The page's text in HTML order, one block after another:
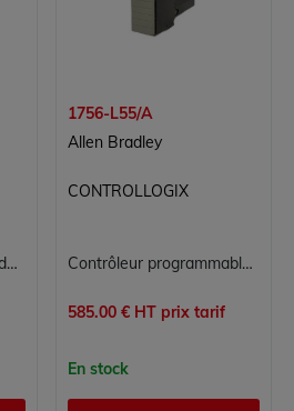
Module analogique rapide Allen-Bradley 1746-FIO4V SLC 500, 2 entrées et 2 sorties tension
1756-L55/A
Allen Bradley
CONTROLLOGIX
Contrôleur programmable Allen Bradley 1756-L55/A ControlLogix Logix5555 - Processeur PLC Rockwell Automation
585.00 € HT prix tarif
En stock